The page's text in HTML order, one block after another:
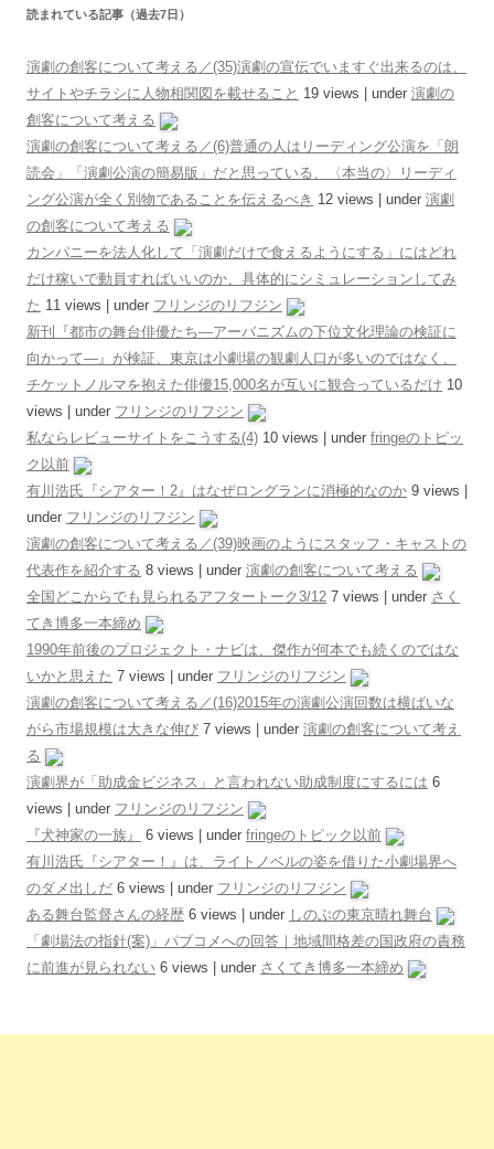
読まれている記事（過去7日）
演劇の創客について考える／(35)演劇の宣伝でいますぐ出来るのは、
サイトやチラシに人物相関図を載せること 19 views under 演劇の
創客について考える
演劇の創客について考える／(6)普通の人はリーディング公演を「朗
読会」「演劇公演の簡易版」だと思っている、〈本当の〉リーディ
ング公演が全く別物であることを伝えるべき 12 views under 演劇
の創客について考える
カンパニーを法人化して「演劇だけで食えるようにする」にはどれ
だけ稼いで動員すればいいのか、具体的にシミュレーションしてみ
た 11 views under フリンジのリフジン
新刊『都市の舞台俳優たち―アーバニズムの下位文化理論の検証に
向かって―』が検証、東京は小劇場の観劇人口が多いのではなく、
チケットノルマを抱えた俳優15,000名が互いに観合っているだけ 10
views
under フリンジのリフジン
私ならレビューサイトをこうする(4) 10 views under fringeのトピッ
ク以前
有川浩氏『シアター！2』はなぜロングランに消極的なのか 9 views
under フリンジのリフジン
演劇の創客について考える／(39)映画のようにスタッフ・キャストの
代表作を紹介する 8 views under 演劇の創客について考える
全国どこからでも見られるアフタートーク3/12 7 views under さく
てき博多一本締め
1990年前後のプロジェクト・ナビは、傑作が何本でも続くのではな
いかと思えた 7 views under フリンジのリフジン
演劇の創客について考える／(16)2015年の演劇公演回数は横ばいな
がら市場規模は大きな伸び 7 views under 演劇の創客について考え
る
演劇界が「助成金ビジネス」と言われない助成制度にするには 6
views
under フリンジのリフジン
『犬神家の一族』
6 views under fringeのトピック以前
有川浩氏『シアター！』は、ライトノベルの姿を借りた小劇場界へ
のダメ出しだ 6 views under フリンジのリフジン
ある舞台監督さんの経歴 6 views under しのぶの東京晴れ舞台
「劇場法の指針(案)」パブコメへの回答｜地域間格差の国政府の責務
に前進が見られない 6 views under さくてき博多一本締め